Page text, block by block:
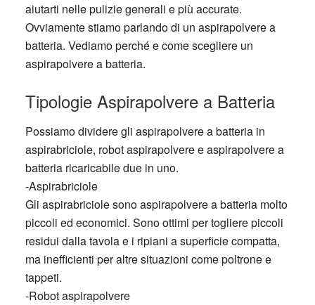
aiutarti nelle pulizie generali e più accurate.
Ovviamente stiamo parlando di un aspirapolvere a
batteria. Vediamo perché e come scegliere un
aspirapolvere a batteria.
Tipologie Aspirapolvere a Batteria
Possiamo dividere gli aspirapolvere a batteria in
aspirabriciole, robot aspirapolvere e aspirapolvere a
batteria ricaricabile due in uno.
-Aspirabriciole
Gli aspirabriciole sono aspirapolvere a batteria molto
piccoli ed economici. Sono ottimi per togliere piccoli
residui dalla tavola e i ripiani a superficie compatta,
ma inefficienti per altre situazioni come poltrone e
tappeti.
-Robot aspirapolvere